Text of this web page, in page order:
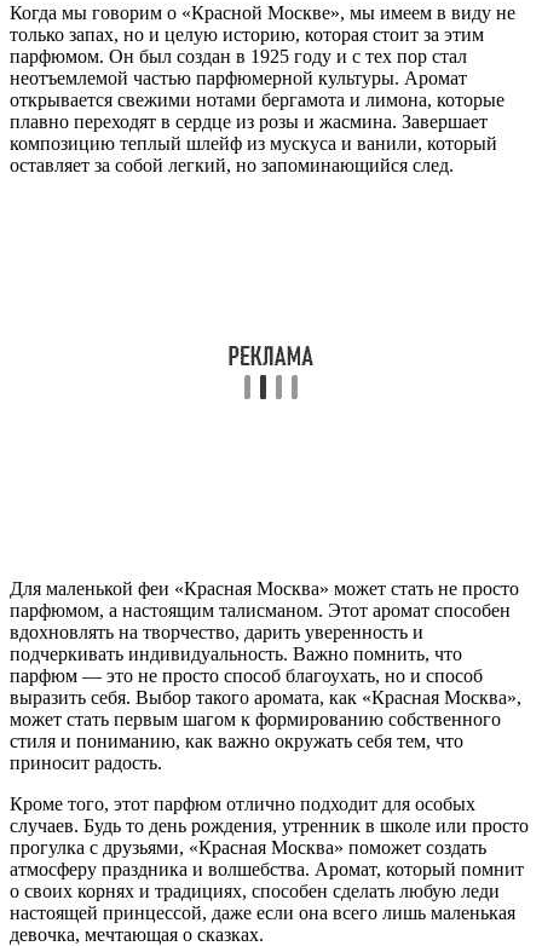
Когда мы говорим о «Красной Москве», мы имеем в виду не
только запах, но и целую историю, которая стоит за этим
парфюмом. Он был создан в 1925 году и с тех пор стал
неотъемлемой частью парфюмерной культуры. Аромат
открывается свежими нотами бергамота и лимона, которые
плавно переходят в сердце из розы и жасмина. Завершает
композицию теплый шлейф из мускуса и ванили, который
оставляет за собой легкий, но запоминающийся след.
Для маленькой феи «Красная Москва» может стать не просто
парфюмом, а настоящим талисманом. Этот аромат способен
вдохновлять на творчество, дарить уверенность и
подчеркивать индивидуальность. Важно помнить, что
парфюм — это не просто способ благоухать, но и способ
выразить себя. Выбор такого аромата, как «Красная Москва»,
может стать первым шагом к формированию собственного
стиля и пониманию, как важно окружать себя тем, что
приносит радость.
Кроме того, этот парфюм отлично подходит для особых
случаев. Будь то день рождения, утренник в школе или просто
прогулка с друзьями, «Красная Москва» поможет создать
атмосферу праздника и волшебства. Аромат, который помнит
о своих корнях и традициях, способен сделать любую леди
настоящей принцессой, даже если она всего лишь маленькая
девочка, мечтающая о сказках.